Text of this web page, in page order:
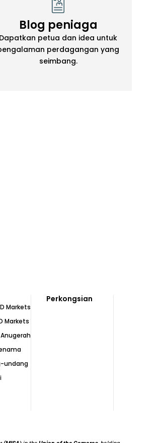
Blog peniaga
Dapatkan petua dan idea untuk
perdagangan yang
seimbang.
Markets
Markets
undang
Perkongsian